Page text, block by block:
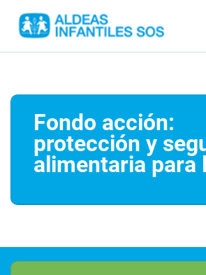
Fondo acción:
protección y
alimentaria para